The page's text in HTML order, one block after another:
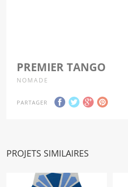
PREMIER TANGO
NOMADE
PARTAGER
PROJETS SIMILAIRES